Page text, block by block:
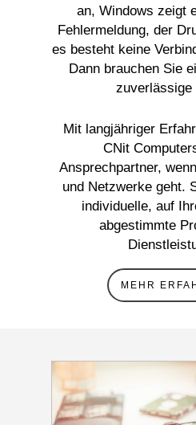
an, Windows zeigt
Fehlermeldung, der
es besteht keine
Dann brauchen Sie
zuverlässige
Mit langjähriger
CNit
Ansprechpartner,
und Netzwerke geht.
individuelle, auf
abgestimmte
MEHR